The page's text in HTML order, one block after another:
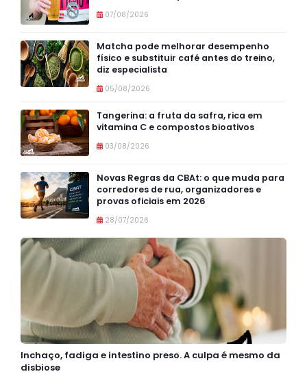
07/08/2026
Matcha pode melhorar desempenho
físico e substituir café antes do treino,
diz especialista
05/08/2026
Tangerina: a fruta da safra, rica em
vitamina C e compostos bioativos
03/08/2026
Novas Regras da CBAt: o que muda para
corredores de rua, organizadores e
provas oficiais em 2026
28/07/2026
Inchaço, fadiga e intestino preso. A culpa é mesmo da
disbiose